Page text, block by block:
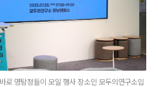
로 명탐정들이 모일 행사 장소인 모두의연구소입